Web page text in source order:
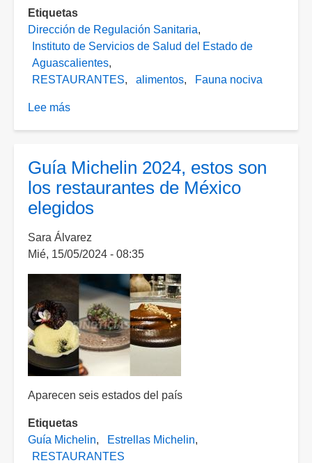
Etiquetas
Dirección de Regulación Sanitaria
Instituto de Servicios de Salud del Estado de
Aguascalientes
RESTAURANTES
alimentos Fauna nociva
Lee más
medio
centenar
de
en
Aguascalientes
por
presencia
fauna
nociva.
Guía Michelin 2024, estos son
los restaurantes de México
elegidos
Sara Álvarez
Mié, 15/05/2024 - 08:35
Aparecen seis estados del país
Etiquetas
Guía Michelin
Estrellas Michelin
RESTAURANTES